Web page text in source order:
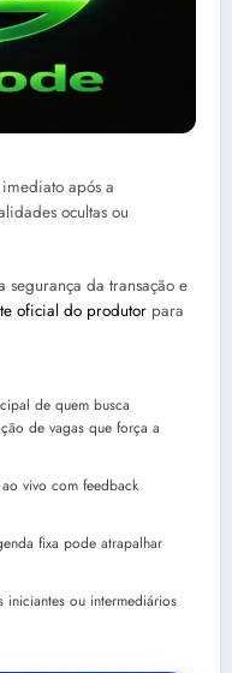
após a
ocultas ou
segurança da transação e
oficial do produtor para
de quem busca
de vagas que força a
vivo com feedback
fixa pode atrapalhar
iniciantes ou intermediários